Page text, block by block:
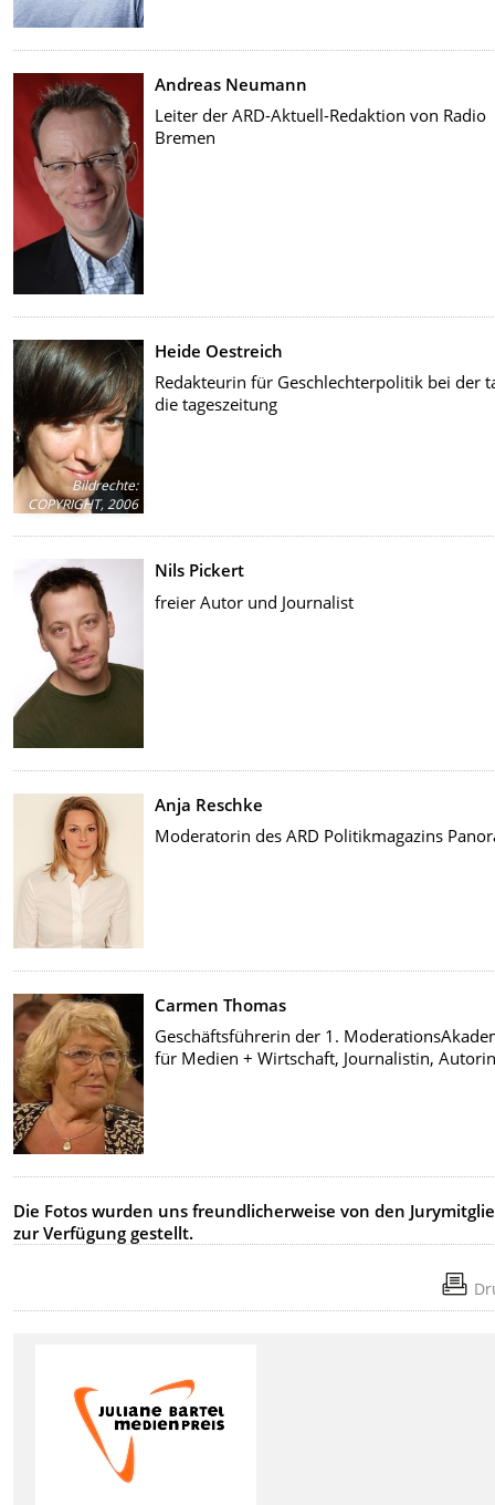
Andreas Neumann
Leiter der ARD-Aktuell-Redaktion von Radio
Bremen
Bildrechte:
COPYRIGHT, 2006
Heide Oestreich
Redakteurin für Geschlechterpolitik bei der
die tageszeitung
Nils Pickert
freier Autor und Journalist
Anja Reschke
Moderatorin des ARD Politikmagazins
Carmen Thomas
Geschäftsführerin der 1.
für Medien + Wirtschaft, Journalistin,
Die Fotos wurden uns freundlicherweise von den
zur Verfügung gestellt.